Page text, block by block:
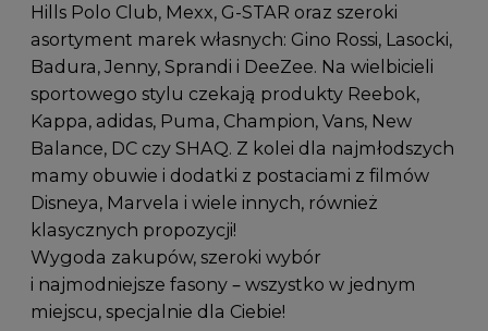
Hills Polo Club, Mexx, G-STAR oraz szeroki
asortyment marek własnych: Gino Rossi, Lasocki,
Badura, Jenny, Sprandi i DeeZee. Na wielbicieli
sportowego stylu czekają produkty Reebok,
Kappa, adidas, Puma, Champion, Vans, New
Balance, DC czy SHAQ. Z kolei dla najmłodszych
mamy obuwie i dodatki z postaciami z filmów
Disneya, Marvela i wiele innych, również
klasycznych propozycji!
Wygoda zakupów, szeroki wybór
i najmodniejsze fasony – wszystko w jednym
miejscu, specjalnie dla Ciebie!